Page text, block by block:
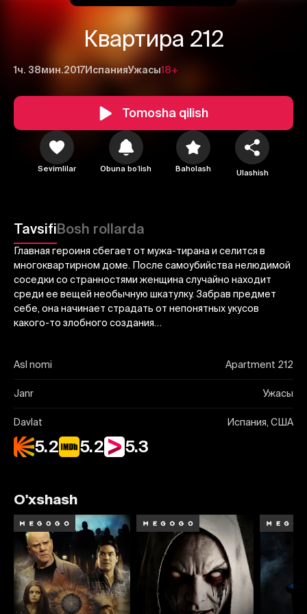
Квартира 212
1ч. 38мин.2017ИспанияУжасы18+
Tomosha qilish
Sevimlilar Obuna boʻlish Baholash Ulashish
TavsifiBosh rollarda
Главная героиня сбегает от мужа-тирана и селится в
многоквартирном доме. После самоубийства нелюдимой
соседки со странностями женщина случайно находит
среди ее вещей необычную шкатулку. Забрав предмет
себе, она начинает страдать от непонятных укусов
какого-то злобного создания…
Asl nomi Apartment 212
Janr Ужасы
Davlat Испания, США
5.2 5.2 5.3
O'xshash